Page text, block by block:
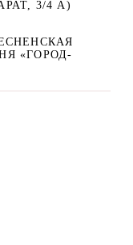
3/4 А)
«ГОРОД-